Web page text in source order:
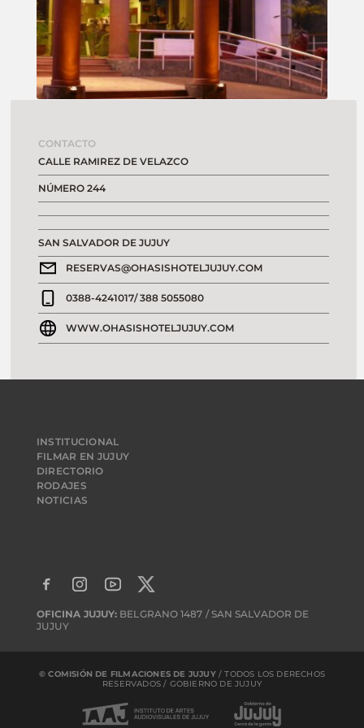
CONTACTO
CALLE RAMIREZ DE VELAZCO
NÚMERO 244
SAN SALVADOR DE JUJUY
RESERVAS@OHASISHOTELJUJUY.COM
0388-4241017/ 388 5055080
WWW.OHASISHOTELJUJUY.COM
INSTITUCIONAL
FILMAR EN JUJUY
DIRECTORIO
RODAJES
NOTICIAS
OFICINA JUJUY: BELGRANO 1487 / SAN SALVADOR DE
JUJUY
© COMISIÓN DE FILMACIONES DE JUJUY / TODOS LOS DERECHOS
RESERVADOS / GOBIERNO DE JUJUY